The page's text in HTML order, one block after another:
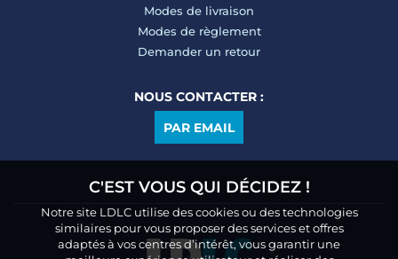
Modes de livraison
Modes de règlement
Demander un retour
NOUS CONTACTER :
PAR EMAIL
C'EST VOUS QUI DÉCIDEZ !
Notre site LDLC utilise des cookies ou des technologies
similaires pour vous proposer des services et offres
adaptés à vos centres d’intérêt, vous garantir une